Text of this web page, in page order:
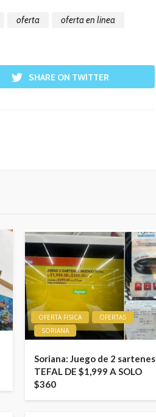
oferta
oferta en linea
SHARE ON TWITTER
OFERTA FISICA
OFERTAS
SORIANA
Soriana: Juego de 2 sartenes
TEFAL DE $1,999 A SOLO
$360